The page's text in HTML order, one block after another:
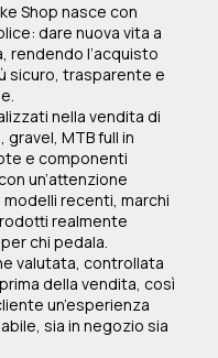
Shop nasce con
dare nuova vita a
rendendo l’acquisto
sicuro, trasparente e
nella vendita di
gravel, MTB full in
e componenti
un’attenzione
recenti, marchi
realmente
chi pedala.
valutata, controllata
della vendita, così
un’esperienza
sia in negozio sia